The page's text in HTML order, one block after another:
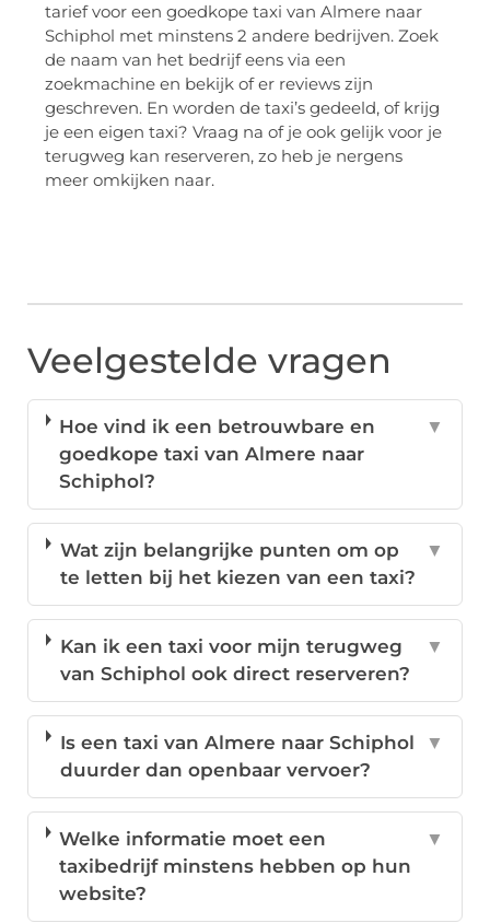
tarief voor een goedkope taxi van Almere naar
Schiphol met minstens 2 andere bedrijven. Zoek
de naam van het bedrijf eens via een
zoekmachine en bekijk of er reviews zijn
geschreven. En worden de taxi’s gedeeld, of krijg
je een eigen taxi? Vraag na of je ook gelijk voor je
terugweg kan reserveren, zo heb je nergens
meer omkijken naar.
Veelgestelde vragen
Hoe vind ik een betrouwbare en
goedkope taxi van Almere naar
Schiphol?
▼
Wat zijn belangrijke punten om op
te letten bij het kiezen van een taxi?
▼
Kan ik een taxi voor mijn terugweg
van Schiphol ook direct reserveren?
▼
Is een taxi van Almere naar Schiphol
duurder dan openbaar vervoer?
▼
Welke informatie moet een
taxibedrijf minstens hebben op hun
website?
▼